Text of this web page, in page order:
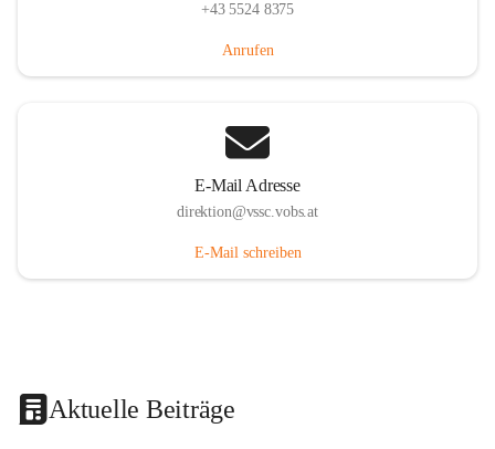
+43 5524 8375
Anrufen
E-Mail Adresse
direktion@vssc.vobs.at
E-Mail schreiben
Aktuelle Beiträge